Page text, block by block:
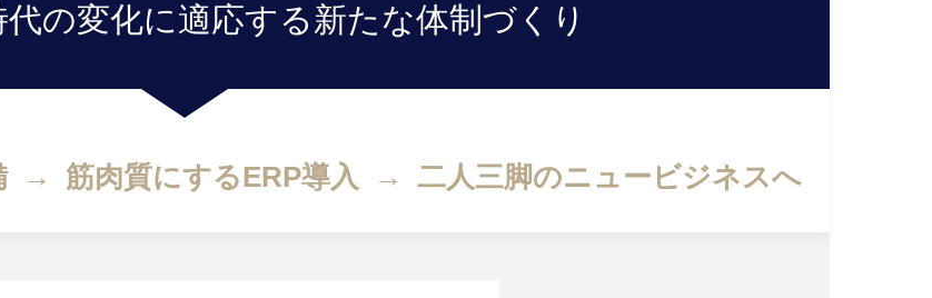
の変化に適応する新たな体制づくり
→ 筋肉質にするERP導入 → 二人三脚のニュービジネスへ